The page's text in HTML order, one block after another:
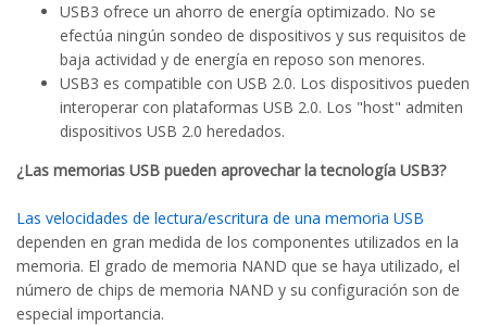
USB3 ofrece un ahorro de energía optimizado. No se
efectúa ningún sondeo de dispositivos y sus requisitos de
baja actividad y de energía en reposo son menores.
USB3 es compatible con USB 2.0. Los dispositivos pueden
interoperar con plataformas USB 2.0. Los "host" admiten
dispositivos USB 2.0 heredados.
¿Las memorias USB pueden aprovechar la tecnología USB3?
Las velocidades de lectura/escritura de una memoria USB
dependen en gran medida de los componentes utilizados en la
memoria. El grado de memoria NAND que se haya utilizado, el
número de chips de memoria NAND y su configuración son de
especial importancia.